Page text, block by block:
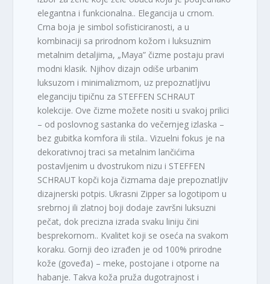
elegantna i funkcionalna.. Elegancija u crnom.
Crna boja je simbol sofisticiranosti, a u
kombinaciji sa prirodnom kožom i luksuznim
metalnim detaljima, „Maya” čizme postaju pravi
modni klasik. Njihov dizajn odiše urbanim
luksuzom i minimalizmom, uz prepoznatljivu
eleganciju tipičnu za STEFFEN SCHRAUT
kolekcije. Ove čizme možete nositi u svakoj prilici
– od poslovnog sastanka do večernjeg izlaska –
bez gubitka komfora ili stila.. Vizuelni fokus je na
dekorativnoj traci sa metalnim lančićima
postavljenim u dvostrukom nizu i STEFFEN
SCHRAUT kopči koja čizmama daje prepoznatljiv
dizajnerski potpis. Ukrasni Zipper sa logotipom u
srebrnoj ili zlatnoj boji dodaje završni luksuzni
pečat, dok precizna izrada svaku liniju čini
besprekornom.. Kvalitet koji se oseća na svakom
koraku. Gornji deo izrađen je od 100% prirodne
kože (goveđa) – meke, postojane i otporne na
habanje. Takva koža pruža dugotrajnost i